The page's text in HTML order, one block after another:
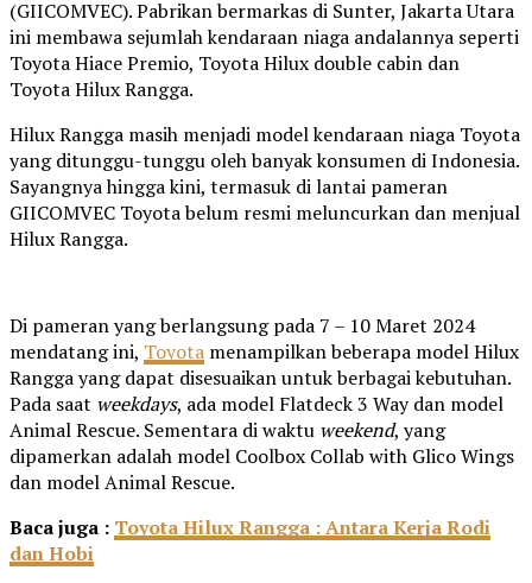
(GIICOMVEC). Pabrikan bermarkas di Sunter, Jakarta Utara
ini membawa sejumlah kendaraan niaga andalannya seperti
Toyota Hiace Premio, Toyota Hilux double cabin dan
Toyota Hilux Rangga.
Hilux Rangga masih menjadi model kendaraan niaga Toyota
yang ditunggu-tunggu oleh banyak konsumen di Indonesia.
Sayangnya hingga kini, termasuk di lantai pameran
GIICOMVEC Toyota belum resmi meluncurkan dan menjual
Hilux Rangga.
Di pameran yang berlangsung pada 7 – 10 Maret 2024
mendatang ini, Toyota menampilkan beberapa model Hilux
Rangga yang dapat disesuaikan untuk berbagai kebutuhan.
Pada saat weekdays, ada model Flatdeck 3 Way dan model
Animal Rescue. Sementara di waktu weekend, yang
dipamerkan adalah model Coolbox Collab with Glico Wings
dan model Animal Rescue.
Baca juga : Toyota Hilux Rangga : Antara Kerja Rodi
dan Hobi